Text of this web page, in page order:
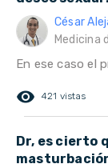
César
Medicina
En ese caso el
remove_red_eye 421 vistas
Dr, es cierto